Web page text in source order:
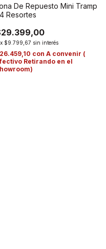
De Repuesto Mini Tramp
Resortes
x $9.799,67 sin interés
con A convenir (
Retirando en el